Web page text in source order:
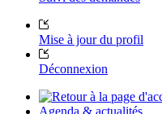
Mise à jour du profil
Déconnexion
Agenda & actualités